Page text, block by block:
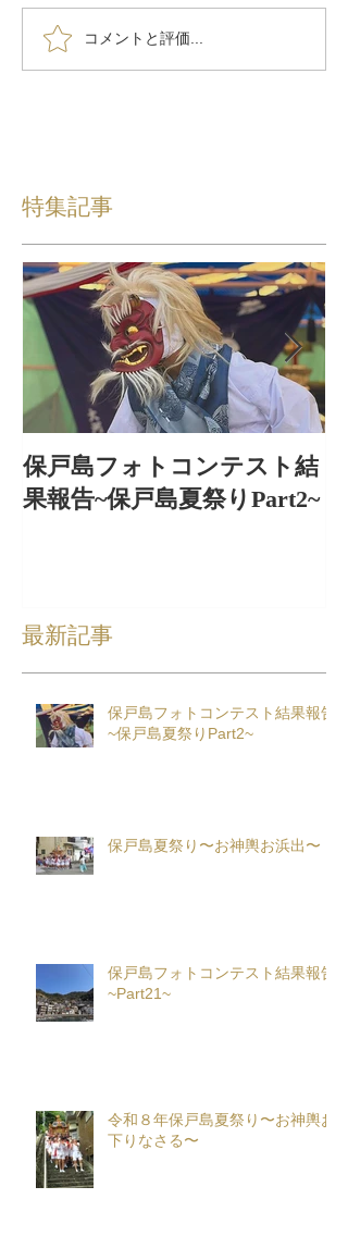
コメントと評価...
特集記事
保戸島フォトコンテスト結
果報告~保戸島夏祭りPart2~
最新記事
保戸島フォトコンテスト結果報告
~保戸島夏祭りPart2~
保戸島夏祭り〜お神輿お浜出〜
保戸島フォトコンテスト結果報告
~Part21~
令和８年保戸島夏祭り〜お神輿お
下りなさる〜